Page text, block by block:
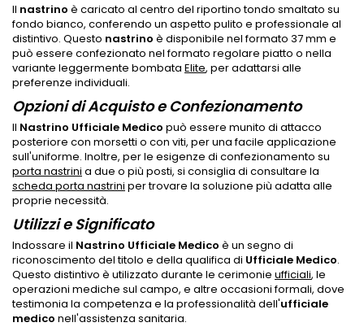
Il nastrino è caricato al centro del riportino tondo smaltato su
fondo bianco, conferendo un aspetto pulito e professionale al
distintivo. Questo nastrino è disponibile nel formato 37 mm e
può essere confezionato nel formato regolare piatto o nella
variante leggermente bombata Elite, per adattarsi alle
preferenze individuali.
Opzioni di Acquisto e Confezionamento
Il Nastrino Ufficiale Medico può essere munito di attacco
posteriore con morsetti o con viti, per una facile applicazione
sull'uniforme. Inoltre, per le esigenze di confezionamento su
porta nastrini a due o più posti, si consiglia di consultare la
scheda porta nastrini per trovare la soluzione più adatta alle
proprie necessità.
Utilizzi e Significato
Indossare il Nastrino Ufficiale Medico è un segno di
riconoscimento del titolo e della qualifica di Ufficiale Medico.
Questo distintivo è utilizzato durante le cerimonie ufficiali, le
operazioni mediche sul campo, e altre occasioni formali, dove
testimonia la competenza e la professionalità dell'ufficiale
medico nell'assistenza sanitaria.